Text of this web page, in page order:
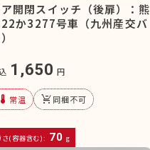
ア開閉スイッチ（後扉）：熊
か3277号車（九州産交バ
1,650 円
device_thermostat 常温 remove_shopping_cart同梱不可
さ(容器含む): 70 g